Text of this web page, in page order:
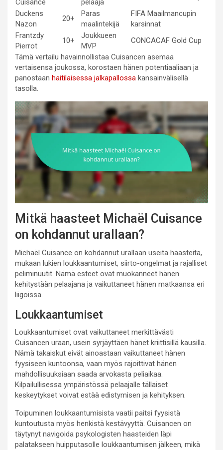
Cuisance pelaaja
Duckens
Nazon
20+
Paras
maalintekijä
FIFA Maailmancupin
karsinnat
Frantzdy
Pierrot
10+
Joukkueen
MVP
CONCACAF Gold Cup
Tämä vertailu havainnollistaa Cuisancen asemaa
vertaisensa joukossa, korostaen hänen potentiaaliaan ja
panostaan haitilaisessa jalkapallossa kansainvälisellä
tasolla.
Mitkä haasteet Michaël Cuisance
on kohdannut urallaan?
Michaël Cuisance on kohdannut urallaan useita haasteita,
mukaan lukien loukkaantumiset, siirto-ongelmat ja rajalliset
peliminuutit. Nämä esteet ovat muokanneet hänen
kehitystään pelaajana ja vaikuttaneet hänen matkaansa eri
liigoissa.
Loukkaantumiset
Loukkaantumiset ovat vaikuttaneet merkittävästi
Cuisancen uraan, usein syrjäyttäen hänet kriittisillä kausilla.
Nämä takaiskut eivät ainoastaan vaikuttaneet hänen
fyysiseen kuntoonsa, vaan myös rajoittivat hänen
mahdollisuuksiaan saada arvokasta peliaikaa.
Kilpailullisessa ympäristössä pelaajalle tällaiset
keskeytykset voivat estää edistymisen ja kehityksen.
Toipuminen loukkaantumisista vaatii paitsi fyysistä
kuntoutusta myös henkistä kestävyyttä. Cuisancen on
täytynyt navigoida psykologisten haasteiden läpi
palatakseen huipputasolle loukkaantumisen jälkeen, mikä